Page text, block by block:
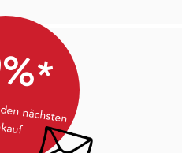
nächsten